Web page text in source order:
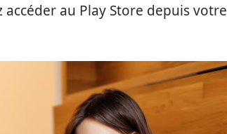
au Play Store depuis votre